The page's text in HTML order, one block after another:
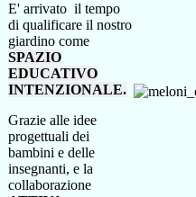
E' arrivato il tempo
di qualificare il nostro
giardino come
SPAZIO
EDUCATIVO
INTENZIONALE.
Grazie alle idee
progettuali dei
bambini e delle
insegnanti, e la
collaborazione